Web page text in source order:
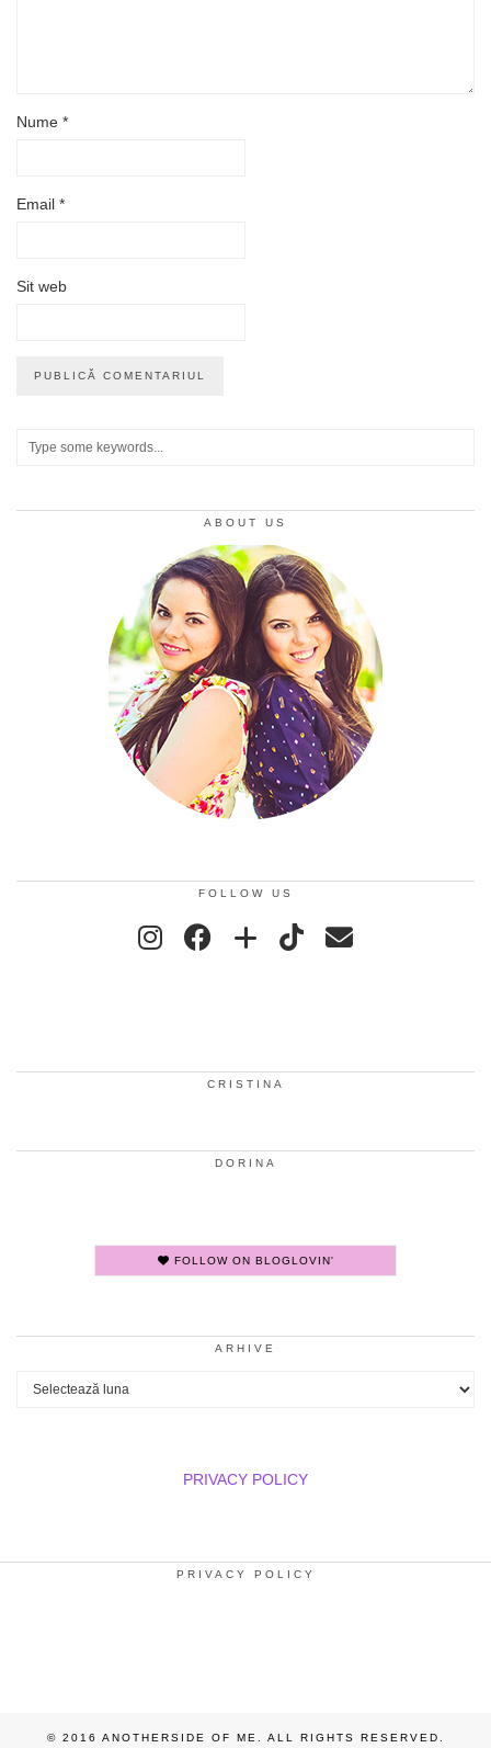
Nume *
Email *
Sit web
ABOUT US
FOLLOW US
CRISTINA
DORINA
FOLLOW ON BLOGLOVIN'
ARHIVE
Arhive
PRIVACY POLICY
PRIVACY POLICY
© 2016 ANOTHERSIDE OF ME. ALL RIGHTS RESERVED.